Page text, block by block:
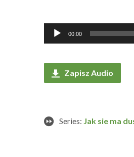
Odtwarzacz
plików
dźwiękowych
00:00
Zapisz Audio
Series: Jak sie ma